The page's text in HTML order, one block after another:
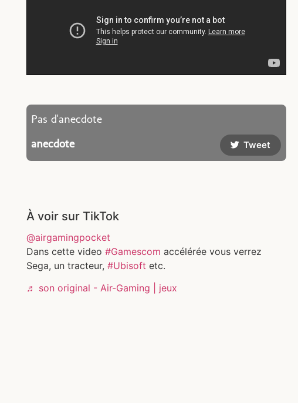
Pas d'anecdote
anecdote
Tweet
À voir sur TikTok
@airgamingpocket
Dans cette video #Gamescom accélérée vous verrez
Sega, un tracteur, #Ubisoft etc.
♬ son original - Air-Gaming | jeux